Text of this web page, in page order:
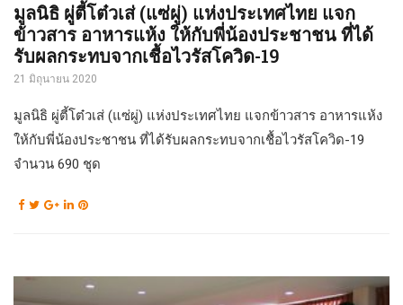
มูลนิธิ ผู่ตี้โต๋วเส่ (แซ่ผู่) แห่งประเทศไทย แจก
ข้าวสาร อาหารแห้ง ให้กับพี่น้องประชาชน ที่ได้
รับผลกระทบจากเชื้อไวรัสโควิด-19
21 มิถุนายน 2020
มูลนิธิ ผู่ตี้โต๋วเส่ (แซ่ผู่) แห่งประเทศไทย แจกข้าวสาร อาหารแห้ง
ให้กับพี่น้องประชาชน ที่ได้รับผลกระทบจากเชื้อไวรัสโควิด-19
จำนวน 690 ชุด